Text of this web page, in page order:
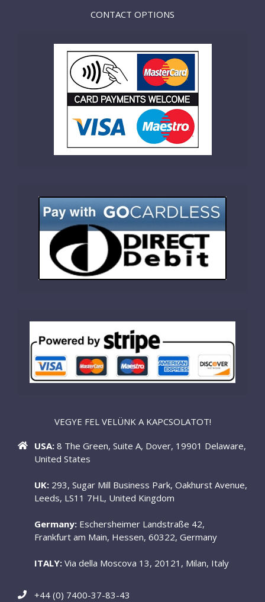
CONTACT OPTIONS
VEGYE FEL VELÜNK A KAPCSOLATOT!
USA: 8 The Green, Suite A, Dover, 19901 Delaware,
United States
UK: 293, Sugar Mill Business Park, Oakhurst Avenue,
Leeds, LS11 7HL, United Kingdom
Germany: Eschersheimer Landstraße 42,
Frankfurt am Main, Hessen, 60322, Germany
ITALY: Via della Moscova 13, 20121, Milan, Italy
+44 (0) 7400-37-83-43